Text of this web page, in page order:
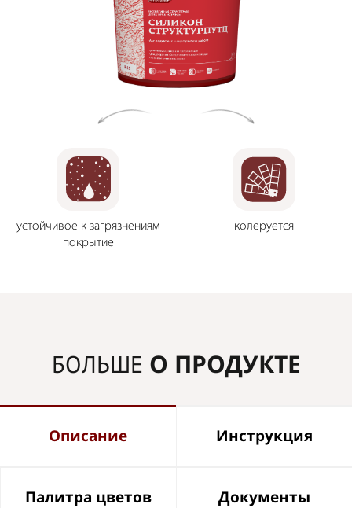
устойчивое к загрязнениям
покрытие
колеруется
БОЛЬШЕ О ПРОДУКТЕ
Описание Инструкция
Палитра цветов Документы